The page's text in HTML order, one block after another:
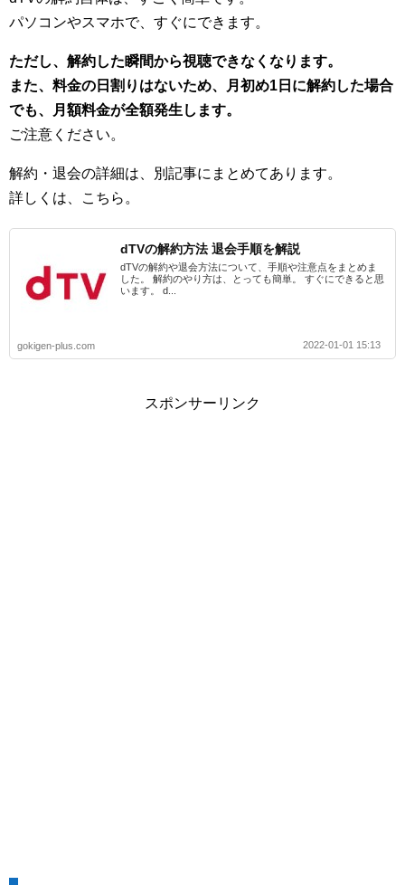
パソコンやスマホで、すぐにできます。
ただし、解約した瞬間から視聴できなくなります。
また、料金の日割りはないため、月初め1日に解約した場合
でも、月額料金が全額発生します。
ご注意ください。
解約・退会の詳細は、別記事にまとめてあります。
詳しくは、こちら。
dTVの解約方法 退会手順を解説
dTVの解約や退会方法について、手順や注意点をまとめま
した。 解約のやり方は、とっても簡単。 すぐにできると思
います。 d...
gokigen-plus.com 2022-01-01 15:13
スポンサーリンク